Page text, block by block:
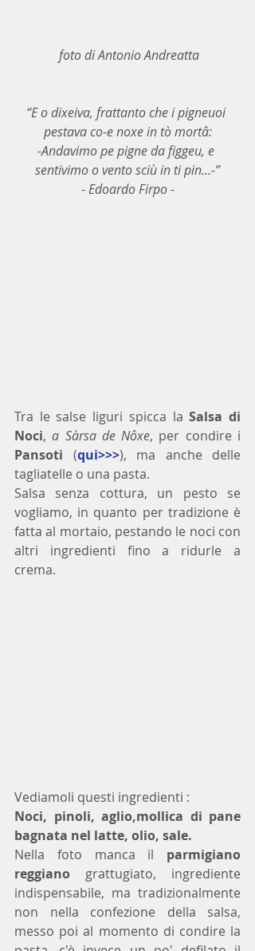
foto di Antonio Andreatta
“E o dixeiva, frattanto che i pigneuoi
pestava co-e noxe in tò mortâ:
-Andavimo pe pigne da figgeu, e
sentivimo o vento sciù in ti pin…-”
- Edoardo Firpo -
Tra le salse liguri spicca la Salsa di
Noci, a Sàrsa de Nôxe
Pansoti (qui>>>), ma anche delle
tagliatelle o una pasta.
Salsa senza cottura, un pesto se
vogliamo, in quanto per tradizione è
fatta al mortaio, pestando le noci con
altri ingredienti fino a ridurle a
crema.
Vediamoli questi ingredienti :
Noci, pinoli, aglio,mollica di pane
bagnata nel latte, olio, sale.
Nella foto manca il parmigiano
reggiano grattugiato, ingrediente
indispensabile, ma tradizionalmente
non nella confezione della salsa,
messo poi al momento di condire la